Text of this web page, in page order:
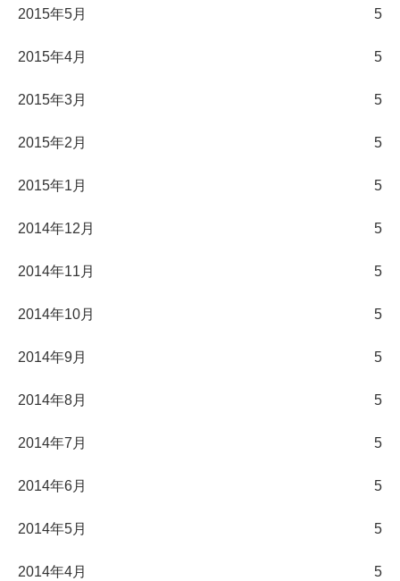
2015年5月 5
2015年4月 5
2015年3月 5
2015年2月 5
2015年1月 5
2014年12月 5
2014年11月 5
2014年10月 5
2014年9月 5
2014年8月 5
2014年7月 5
2014年6月 5
2014年5月 5
2014年4月 5